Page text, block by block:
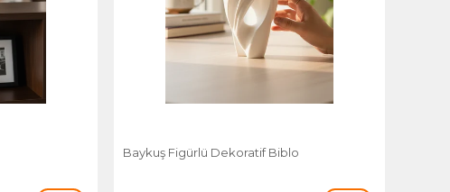
Baykuş Figürlü Dekoratif Biblo